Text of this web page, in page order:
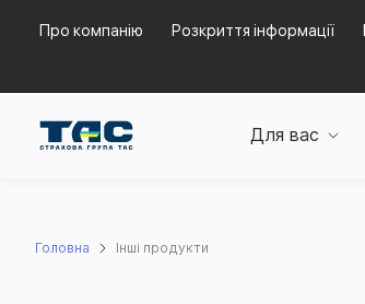
Про компанію Розкриття інформації
Для вас
Головна Інші продукти